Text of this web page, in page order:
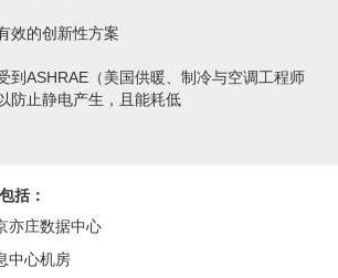
效的创新性方案
到ASHRAE（美国供暖、 制冷与空调工程师
防止静电产生，且能耗低
括：
亦庄数据中心
中心机房